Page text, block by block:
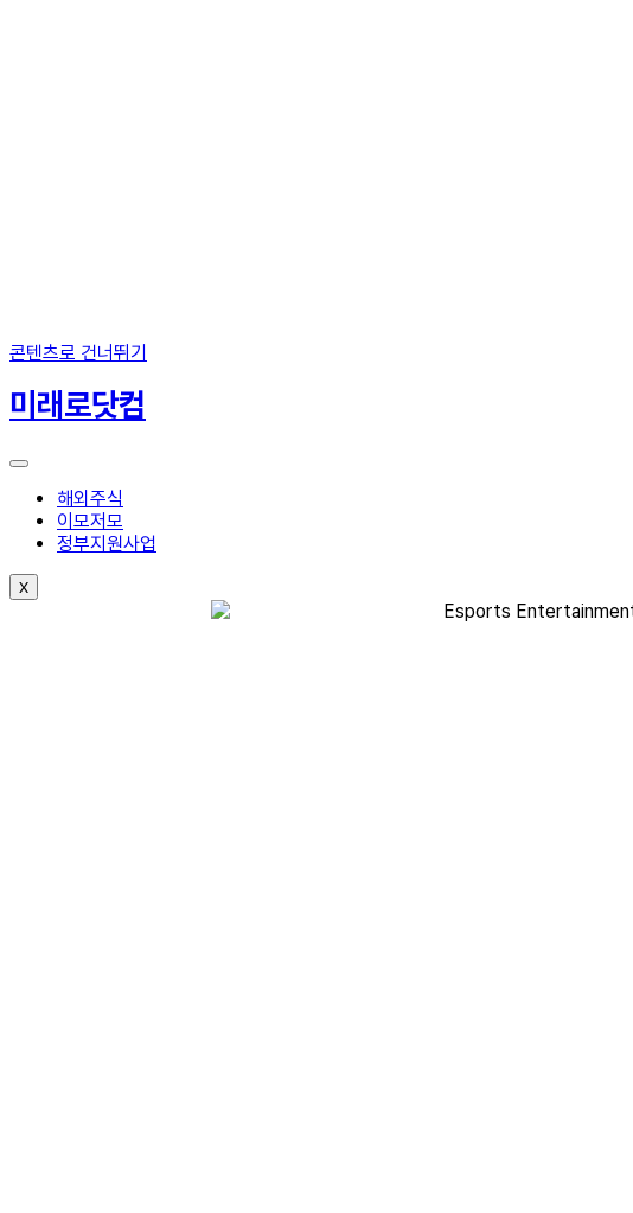
콘텐츠로 건너뛰기
미래로닷컴
해외주식
이모저모
정부지원사업
X